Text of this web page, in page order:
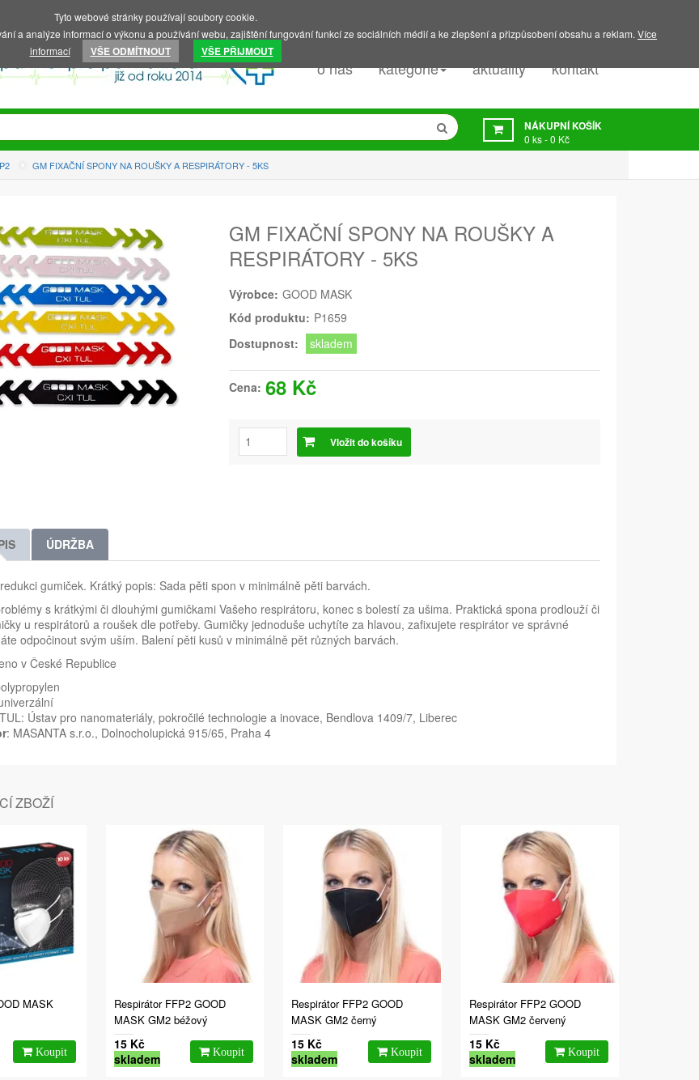
o nás kategorie aktuality kontakt
NÁKUPNÍ KOŠÍK
0 ks -0 Kč
GM FIXAČNÍ SPONY NA ROUŠKY A RESPIRÁTORY - 5KS
GM FIXAČNÍ SPONY NA ROUŠKY A
RESPIRÁTORY - 5KS
Výrobce: GOOD MASK
Kód produktu: P1659
Dostupnost:
skladem
Cena: 68 Kč
Vložit do košíku
ÚDRŽBA
gumiček. Krátký popis: Sada pěti spon v minimálně pěti barvách.
s krátkými či dlouhými gumičkami Vašeho respirátoru, konec s bolestí za ušima. Praktická spona prodlouží či
u respirátorů a roušek dle potřeby. Gumičky jednoduše uchytíte za hlavou, zafixujete respirátor ve správné
odpočinout svým uším. Balení pěti kusů v minimálně pět různých barvách.
v České Republice
Ústav pro nanomateriály, pokročilé technologie a inovace, Bendlova 1409/7, Liberec
: MASANTA s.r.o., Dolnocholupická 915/65, Praha 4
ZBOŽÍ
MASK
Respirátor FFP2 GOOD
MASK GM2 béžový
15 Kč
skladem
Respirátor FFP2 GOOD
MASK GM2 černý
15 Kč
skladem
Respirátor FFP2 GOOD
MASK GM2 červený
15 Kč
skladem
Tyto webové stránky používají soubory cookie.
a analýze informací o výkonu a používání webu, zajištění fungování funkcí ze sociálních médií a ke zlepšení a přizpůsobení obsahu a reklam. Více
informací
VŠE ODMÍTNOUT VŠE PŘIJMOUT